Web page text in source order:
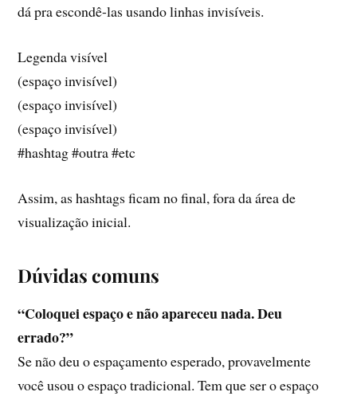
dá pra escondê-las usando linhas invisíveis.
Legenda visível
(espaço invisível)
(espaço invisível)
(espaço invisível)
#hashtag #outra #etc
Assim, as hashtags ficam no final, fora da área de
visualização inicial.
Dúvidas comuns
“Coloquei espaço e não apareceu nada. Deu
errado?”
Se não deu o espaçamento esperado, provavelmente
você usou o espaço tradicional. Tem que ser o espaço